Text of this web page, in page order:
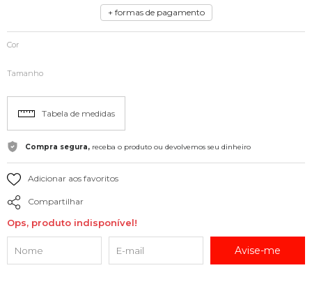
+ formas de pagamento
Cor
Tamanho
Tabela de medidas
Compra segura, receba o produto ou devolvemos seu dinheiro
Adicionar aos favoritos
Compartilhar
Ops, produto indisponível!
Avise-me